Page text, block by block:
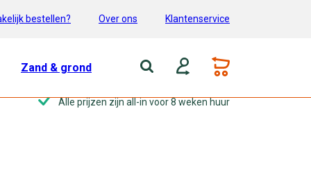
bestellen? Over ons Klantenservice
Zand & grond
Alle prijzen zijn all-in voor 8 weken huur